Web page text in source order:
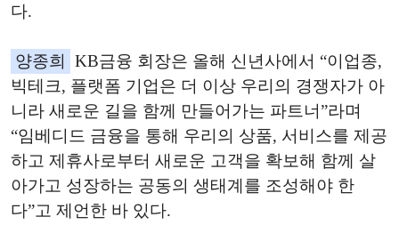
다.
양종희
KB금융 회장은 올해 신년사에서 “이업종,
빅테크, 플랫폼 기업은 더 이상 우리의 경쟁자가 아
니라 새로운 길을 함께 만들어가는 파트너”라며
“임베디드 금융을 통해 우리의 상품, 서비스를 제공
하고 제휴사로부터 새로운 고객을 확보해 함께 살
아가고 성장하는 공동의 생태계를 조성해야 한
다”고 제언한 바 있다.